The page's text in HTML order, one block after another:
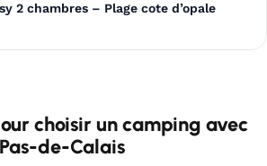
2 chambres – Plage cote d’opale
choisir un camping avec
de-Calais